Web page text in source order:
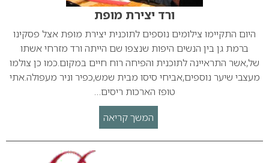
ורד יצירת מופת
היום התקיימו צילומים נוספים לתוכנית יצירת מופת אצל פסקינו
ברמת גן בין הנשים היפות שנצפו שם הייתה ורד מזרחי אשתו
של,אשר התראיינה לתוכנית והפיחה רוח חיים במקום.כמו כן צולמו
מעצבי שיער נוספים,אביחי סיסו מבית שמש,כפיר וניר מעפולה.אתי
טופז הארכות ריסים…
המשך קריאה